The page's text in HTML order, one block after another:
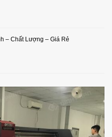
– Chất Lượng – Giá Rẻ